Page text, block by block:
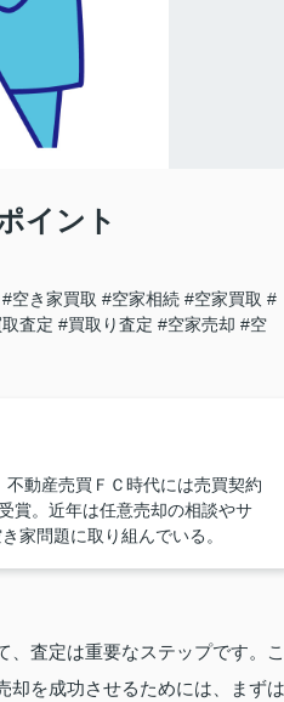
イント
#空き家買取 #空家相続 #空家買取 #
査定 #買取り査定 #空家売却 #空
動産売買ＦＣ時代には売買契約
賞。近年は任意売却の相談やサ
家問題に取り組んでいる。
査定は重要なステップです。こ
却を成功させるためには、まずは